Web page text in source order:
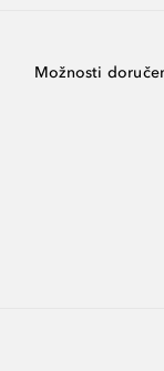
Možnosti